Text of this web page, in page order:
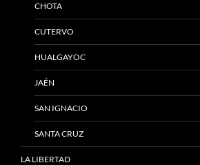
CHOTA
CUTERVO
HUALGAYOC
JAÉN
SAN IGNACIO
SANTA CRUZ
LA LIBERTAD